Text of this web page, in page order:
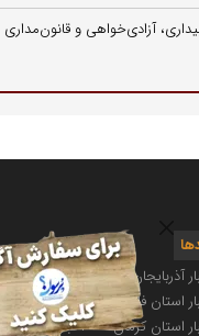
آزادی‌خواهی و قانون‌مداری
آذربایجان غربی
استان فارس
استان کرمان
- اخبار استان
- اخبار فضای
- اخبار ارز